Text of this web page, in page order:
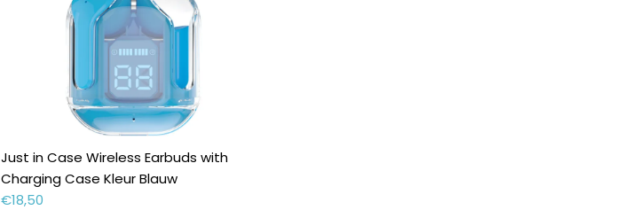
Just in Case Wireless Earbuds with
Charging Case Kleur Blauw
€18,50